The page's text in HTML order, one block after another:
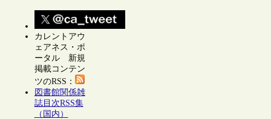
カレントアウ
ェアネス・ポ
ータル 新規
掲載コンテン
ツのRSS：
図書館関係雑
誌目次RSS集
（国内）